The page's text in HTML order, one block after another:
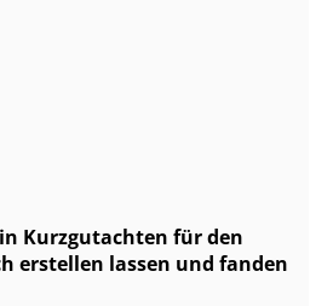
Kurzgutachten für den
erstellen lassen und fanden